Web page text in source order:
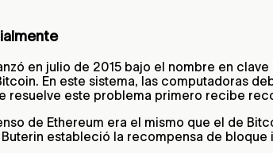
en julio de 2015 bajo el nombre en
En este sistema, las computadoras
resuelve este problema primero recibe
de Ethereum era el mismo que el de
estableció la recompensa de